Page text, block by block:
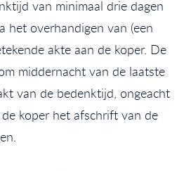
van minimaal drie dagen
het overhandigen van (een
akte aan de koper. De
middernacht van de laatste
van de bedenktijd, ongeacht
koper het afschrift van de